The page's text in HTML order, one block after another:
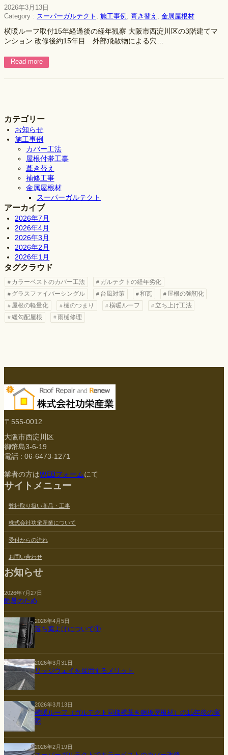
2026年3月13日
Category : スーパーガルテクト , 施工事例 , 葺き替え , 金属屋根材
横暖ルーフ取付15年経過後の経年観察 大阪市西淀川区の3階建てマ
ンション 改修後約15年目 外部飛散物による穴…
Read more
カテゴリー
お知らせ
施工事例
カバー工法
屋根付帯工事
葺き替え
補修工事
金属屋根材
スーパーガルテクト
アーカイブ
2026年7月
2026年4月
2026年3月
2026年2月
2026年1月
タグクラウド
カラーベストのカバー工法
ガルテクトの経年劣化
グラスファイバーシングル
台風対策 和瓦
屋根の強靭化
屋根の軽量化
樋のつまり 横暖ルーフ
立ち上げ工法
緩勾配屋根
雨樋修理
〒555-0012
大阪市西淀川区
御幣島3-6-19
電話 : 06-6473-1271
業者の方はWEBフォームにて
サイトメニュー
弊社取り扱い商品・工事
株式会社功栄産業について
受付からの流れ
お問い合わせ
お知らせ
2026年7月27日
酷暑のため
2026年4月5日
落ち葉よけについて①
2026年3月31日
リッジウェイを採用するメリット
2026年3月13日
横暖ルーフ（ガルテクト同様横葺き鋼板屋根材）の15年後の実
際
2026年2月19日